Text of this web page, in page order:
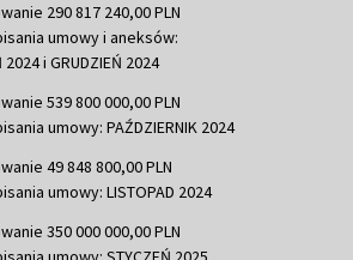
290 817 240,00 PLN
umowy i aneksów:
2024 i GRUDZIEŃ 2024
539 800 000,00 PLN
umowy: PAŹDZIERNIK 2024
49 848 800,00 PLN
umowy: LISTOPAD 2024
350 000 000,00 PLN